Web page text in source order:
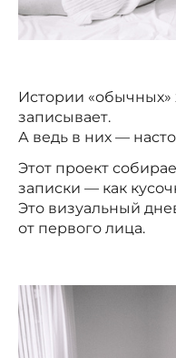
Истории
записывает.
А ведь в них —
Этот проект
записки — как
Это визуальный
от первого лица.